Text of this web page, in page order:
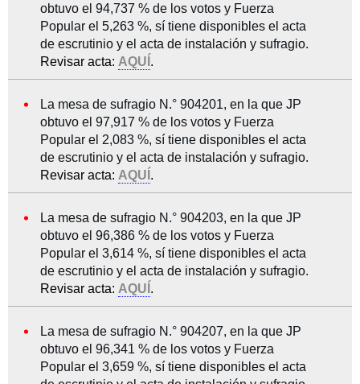
obtuvo el 94,737 % de los votos y Fuerza
Popular el 5,263 %, sí tiene disponibles el acta
de escrutinio y el acta de instalación y sufragio.
Revisar acta: AQUÍ .
La mesa de sufragio N.° 904201, en la que JP
obtuvo el 97,917 % de los votos y Fuerza
Popular el 2,083 %, sí tiene disponibles el acta
de escrutinio y el acta de instalación y sufragio.
Revisar acta: AQUÍ .
La mesa de sufragio N.° 904203, en la que JP
obtuvo el 96,386 % de los votos y Fuerza
Popular el 3,614 %, sí tiene disponibles el acta
de escrutinio y el acta de instalación y sufragio.
Revisar acta: AQUÍ .
La mesa de sufragio N.° 904207, en la que JP
obtuvo el 96,341 % de los votos y Fuerza
Popular el 3,659 %, sí tiene disponibles el acta